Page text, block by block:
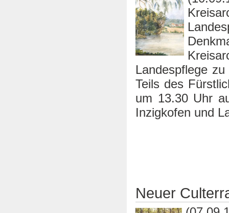
Landespflege
Teils des
um 13.30 Uhr
Inzigkofen und
Neuer